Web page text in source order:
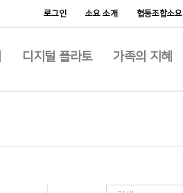
로그인 소요 소개 협동조합소요
디지털 플라토 가족의 지혜